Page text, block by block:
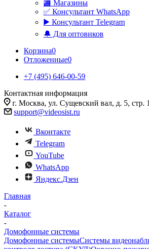
🏬 Магазины
✅️ Консультант WhatsApp
▶️ Консультант Telegram
🔔 Для оптовиков
Корзина0
Отложенные0
+7 (495) 646-00-59
Контактная информация
г. Москва, ул. Сущевский вал, д. 5, стр.
support@videosist.ru
Вконтакте
Telegram
YouTube
WhatsApp
Яндекс.Дзен
Главная
-
Каталог
-
Домофонные системы
Домофонные системыСистемы